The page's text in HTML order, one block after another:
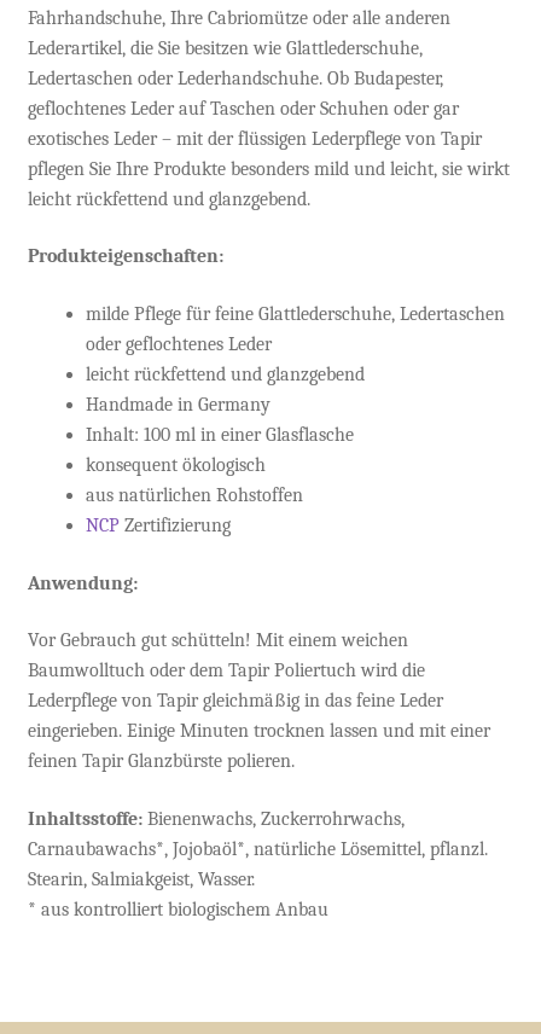
Fahrhandschuhe, Ihre Cabriomütze oder alle anderen
Lederartikel, die Sie besitzen wie Glattlederschuhe,
Ledertaschen oder Lederhandschuhe. Ob Budapester,
geflochtenes Leder auf Taschen oder Schuhen oder gar
exotisches Leder – mit der flüssigen Lederpflege von Tapir
pflegen Sie Ihre Produkte besonders mild und leicht, sie wirkt
leicht rückfettend und glanzgebend.
Produkteigenschaften:
milde Pflege für feine Glattlederschuhe, Ledertaschen
oder geflochtenes Leder
leicht rückfettend und glanzgebend
Handmade in Germany
Inhalt: 100 ml in einer Glasflasche
konsequent ökologisch
aus natürlichen Rohstoffen
NCPZertifizierung
Anwendung:
Vor Gebrauch gut schütteln! Mit einem weichen
Baumwolltuch oder dem Tapir Poliertuch wird die
Lederpflege von Tapir gleichmäßig in das feine Leder
eingerieben. Einige Minuten trocknen lassen und mit einer
feinen Tapir Glanzbürste polieren.
Inhaltsstoffe: Bienenwachs, Zuckerrohrwachs,
Carnaubawachs*, Jojobaöl*, natürliche Lösemittel, pflanzl.
Stearin, Salmiakgeist, Wasser.
* aus kontrolliert biologischem Anbau